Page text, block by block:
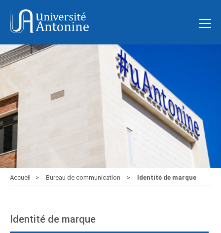
Accueil Bureau de communication Identité de marque
Identité de marque